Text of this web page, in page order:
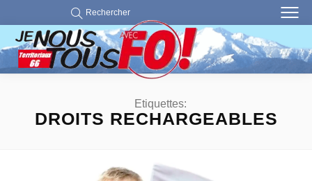
Rechercher
Etiquettes:
DROITS RECHARGEABLES